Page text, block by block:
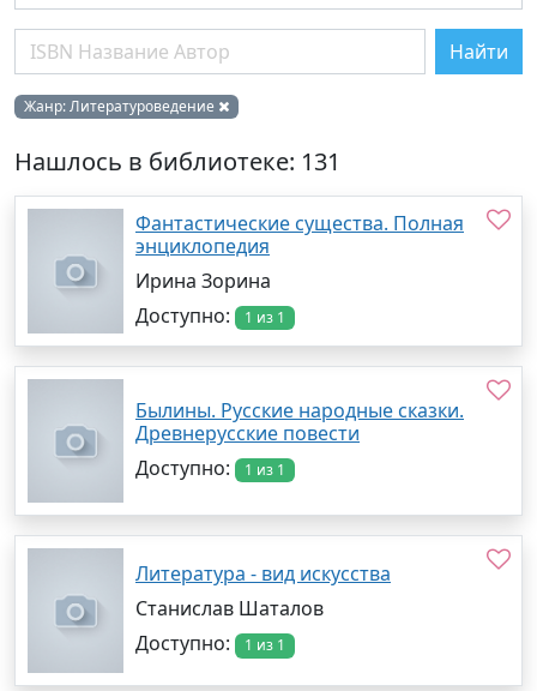
Найти
Жанр:Литературоведение
Нашлось в библиотеке: 131
Фантастические существа. Полная
энциклопедия
Ирина Зорина
Доступно:
1 из 1
Былины. Русские народные сказки.
Древнерусские повести
Доступно:
1 из 1
Литература - вид искусства
Станислав Шаталов
Доступно:
1 из 1